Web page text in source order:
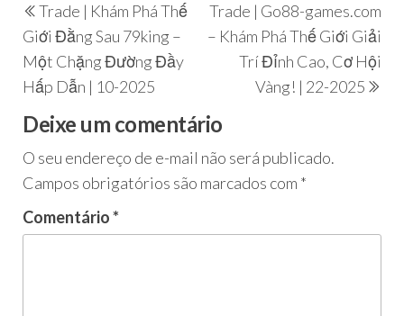
Trade | Khám Phá Thế
Giới Đằng Sau 79king –
Một Chặng Đường Đầy
Hấp Dẫn | 10-2025
Trade | Go88-games.com
– Khám Phá Thế Giới Giải
Trí Đỉnh Cao, Cơ Hội
Vàng! | 22-2025
Deixe um comentário
O seu endereço de e-mail não será publicado.
Campos obrigatórios são marcados com *
Comentário*